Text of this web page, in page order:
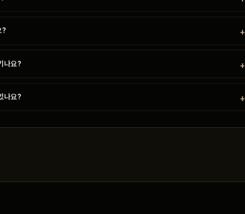
?
나요?
나요?